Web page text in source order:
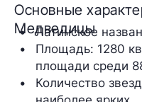
Основные
Медведицы
Латинское
Площадь: 1280
площади среди
Количество звезд